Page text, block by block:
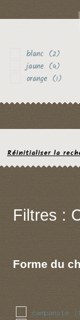
blanc (2)
jaune (4)
orange (1)
Réinitialiser la
Filtres :
Forme du
campanule